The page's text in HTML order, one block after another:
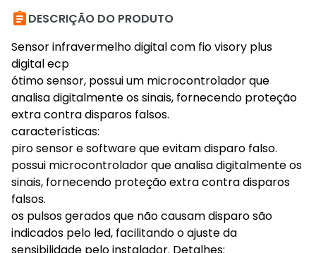
DESCRIÇÃO DO PRODUTO
Sensor infravermelho digital com fio visory plus
digital ecp
ótimo sensor, possui um microcontrolador que
analisa digitalmente os sinais, fornecendo proteção
extra contra disparos falsos.
características:
piro sensor e software que evitam disparo falso.
possui microcontrolador que analisa digitalmente os
sinais, fornecendo proteção extra contra disparos
falsos.
os pulsos gerados que não causam disparo são
indicados pelo led, facilitando o ajuste da